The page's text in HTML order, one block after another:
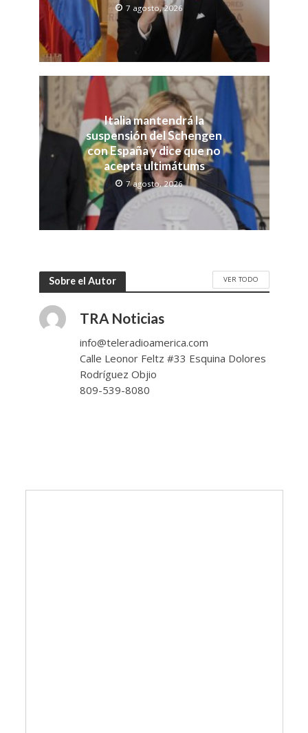
7 agosto, 2026
Italia mantendrá la
suspensión del Schengen
con España y dice que no
acepta ultimátums
7 agosto, 2026
Sobre el Autor VER TODO
TRA Noticias
info@teleradioamerica.com
Calle Leonor Feltz #33 Esquina Dolores
Rodríguez Objio
809-539-8080